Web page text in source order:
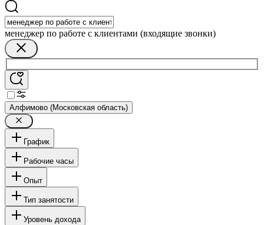
менеджер по работе с клиентами (входящие звонки)
Алфимово (Московская область)
График
Рабочие часы
Опыт
Тип занятости
Уровень дохода